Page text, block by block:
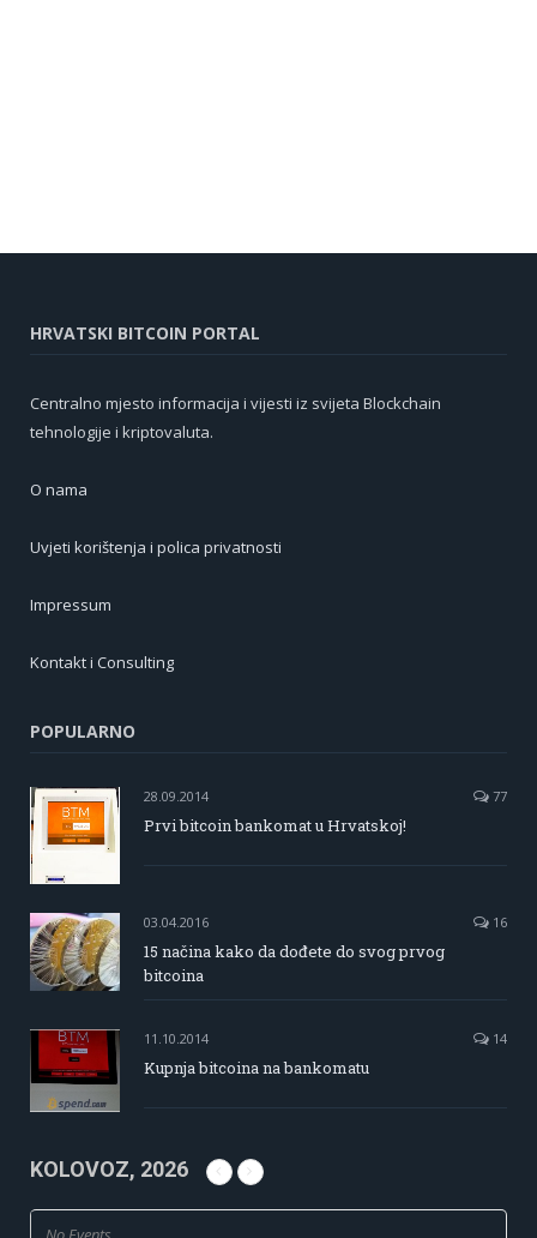
HRVATSKI BITCOIN PORTAL
Centralno mjesto informacija i vijesti iz svijeta Blockchain
tehnologije i kriptovaluta.
O nama
Uvjeti korištenja i polica privatnosti
Impressum
Kontakt i Consulting
POPULARNO
28.09.2014 77
Prvi bitcoin bankomat u Hrvatskoj!
03.04.2016 16
15 načina kako da dođete do svog prvog
bitcoina
11.10.2014 14
Kupnja bitcoina na bankomatu
KOLOVOZ, 2026